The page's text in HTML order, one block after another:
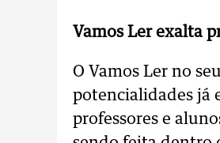
Vamos Ler exalta
O Vamos Ler no
potencialidades já
professores e